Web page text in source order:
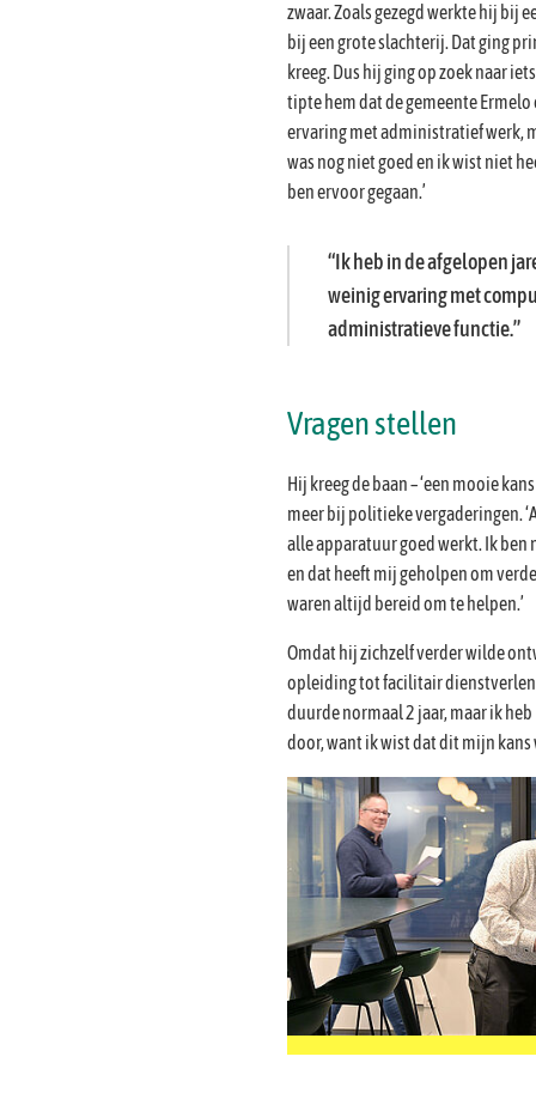
zwaar. Zoals gezegd werkte hij bij
bij een grote slachterij. Dat ging
kreeg. Dus hij ging op zoek naar
tipte hem dat de gemeente Ermelo
ervaring met administratief werk,
was nog niet goed en ik wist niet
ben ervoor gegaan.’
Ik heb in de afgelopen
weinig ervaring met
administratieve functie.
Vragen stellen
Hij kreeg de baan – ‘een mooie
meer bij politieke vergaderingen.
alle apparatuur goed werkt. Ik ben
en dat heeft mij geholpen om
waren altijd bereid om te helpen.’
Omdat hij zichzelf verder wilde
opleiding tot facilitair
duurde normaal 2 jaar, maar ik
door, want ik wist dat dit mijn kans